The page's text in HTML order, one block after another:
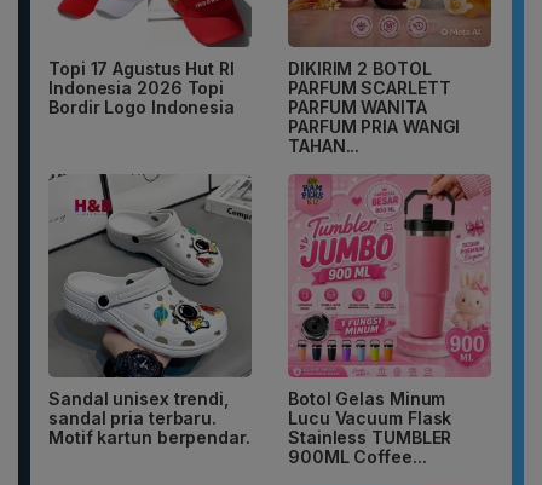
Topi 17 Agustus Hut RI
Indonesia 2026 Topi
Bordir Logo Indonesia
DIKIRIM 2 BOTOL
PARFUM SCARLETT
PARFUM WANITA
PARFUM PRIA WANGI
TAHAN...
Sandal unisex trendi,
sandal pria terbaru.
Motif kartun berpendar.
Botol Gelas Minum
Lucu Vacuum Flask
Stainless TUMBLER
900ML Coffee...